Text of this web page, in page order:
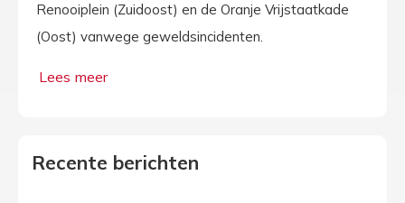
Renooiplein (Zuidoost) en de Oranje Vrijstaatkade
(Oost) vanwege geweldsincidenten.
Recente berichten